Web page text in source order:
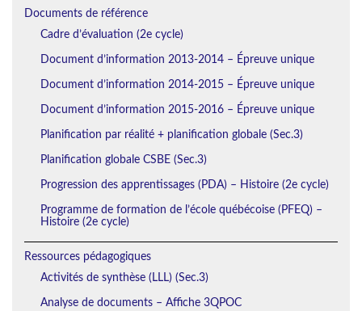
Documents de référence
Cadre d’évaluation (2e cycle)
Document d’information 2013-2014 – Épreuve unique
Document d’information 2014-2015 – Épreuve unique
Document d’information 2015-2016 – Épreuve unique
Planification par réalité + planification globale (Sec.3)
Planification globale CSBE (Sec.3)
Progression des apprentissages (PDA) – Histoire (2e cycle)
Programme de formation de l’école québécoise (PFEQ) –
Histoire (2e cycle)
Ressources pédagogiques
Activités de synthèse (LLL) (Sec.3)
Analyse de documents – Affiche 3QPOC